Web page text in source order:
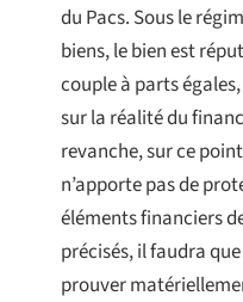
du Pacs. Sous le
biens, le bien est
couple à parts
sur la réalité du
revanche, sur ce
n’apporte pas de
éléments financiers
précisés, il faudra
prouver